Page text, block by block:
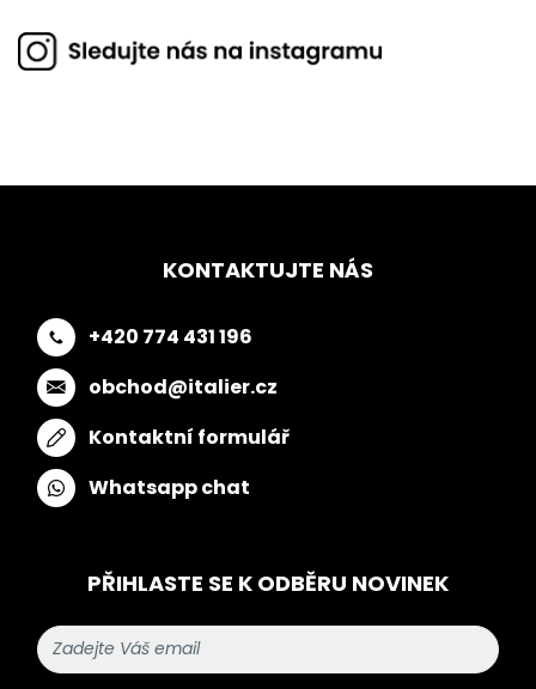
KONTAKTUJTE NÁS
+420 774 431 196
obchod@italier.cz
Kontaktní formulář
Whatsapp chat
PŘIHLASTE SE K ODBĚRU NOVINEK